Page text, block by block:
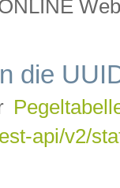
die
api/v2/